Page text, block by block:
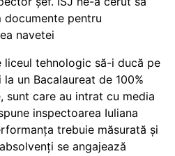
documente pentru
navetei
liceul tehnologic să-i ducă pe
un Bacalaureat de 100%
sunt care au intrat cu media
inspectoarea Iuliana
trebuie măsurată și
se angajează